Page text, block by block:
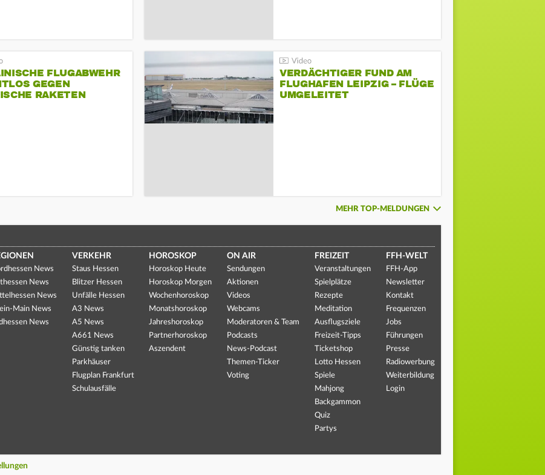
FLUGABWEHR
GEGEN
RAKETEN
VERDÄCHTIGER FUND AM
FLUGHAFEN LEIPZIG – FLÜGE
UMGELEITET
MEHR TOP-MELDUNGEN
News
News
News
Main News
News
VERKEHR
Staus Hessen
Blitzer Hessen
Unfälle Hessen
A3 News
A5 News
A661 News
Günstig tanken
Parkhäuser
Flugplan Frankfurt
Schulausfälle
HOROSKOP
Horoskop Heute
Horoskop Morgen
Wochenhoroskop
Monatshoroskop
Jahreshoroskop
Partnerhoroskop
Aszendent
ON AIR
Sendungen
Aktionen
Videos
Webcams
Moderatoren & Team
Podcasts
News-Podcast
Themen-Ticker
Voting
FREIZEIT
Veranstaltungen
Spielplätze
Rezepte
Meditation
Ausflugsziele
Freizeit-Tipps
Ticketshop
Lotto Hessen
Spiele
Mahjong
Backgammon
Quiz
Partys
FFH-WELT
FFH-App
Newsletter
Kontakt
Frequenzen
Jobs
Führungen
Presse
Radiowerbung
Weiterbildung
Login